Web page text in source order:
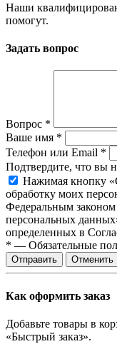
Наши
помогут.
Задать вопрос
Вопрос *
Ваше имя *
Телефон или Email *
Подтвердите, что вы
Нажимая кнопку
обработку моих
Федеральным
персональных
определенных в
* — Обязательные
Отправить Отменить
Как оформить заказ
Добавьте товары в
«Быстрый заказ».